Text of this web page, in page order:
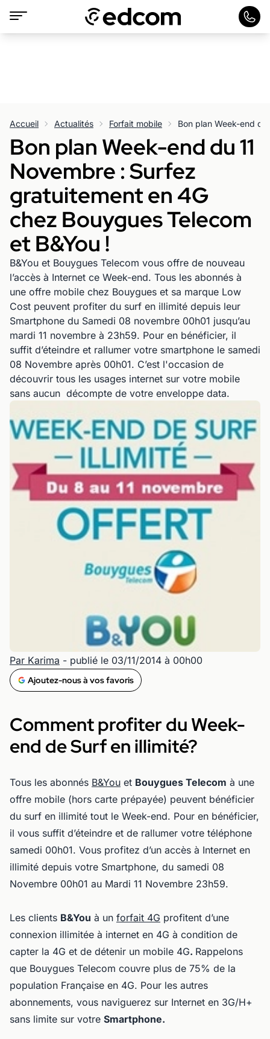
Accueil Actualités Forfait mobile
Bon plan Week-end du 11
Novembre : Surfez
gratuitement en 4G
chez Bouygues Telecom
et B&You !
B&You et Bouygues Telecom vous offre de nouveau
l’accès à Internet ce Week-end. Tous les abonnés à
une offre mobile chez Bouygues et sa marque Low
Cost peuvent profiter du surf en illimité depuis leur
Smartphone du Samedi 08 novembre 00h01 jusqu’au
mardi 11 novembre à 23h59. Pour en bénéficier, il
suffit d’éteindre et rallumer votre smartphone le samedi
08 Novembre après 00h01. C’est l'occasion de
découvrir tous les usages internet sur votre mobile
sans aucun décompte de votre enveloppe data.
Par Karima - publié le 03/11/2014 à 00h00
Ajoutez-nous à vos favoris
Comment profiter du Week-
end de Surf en illimité?
Tous les abonnés B&You et Bouygues Telecom à une
offre mobile (hors carte prépayée) peuvent bénéficier
du surf en illimité tout le Week-end. Pour en bénéficier,
il vous suffit d’éteindre et de rallumer votre téléphone
samedi 00h01. Vous profitez d’un accès à Internet en
illimité depuis votre Smartphone, du samedi 08
Novembre 00h01 au Mardi 11 Novembre 23h59.
Les clients B&You à un forfait 4G profitent d’une
connexion illimitée à internet en 4G à condition de
capter la 4G et de détenir un mobile 4G. Rappelons
que Bouygues Telecom couvre plus de 75% de la
population Française en 4G. Pour les autres
abonnements, vous naviguerez sur Internet en 3G/H+
sans limite sur votre Smartphone.